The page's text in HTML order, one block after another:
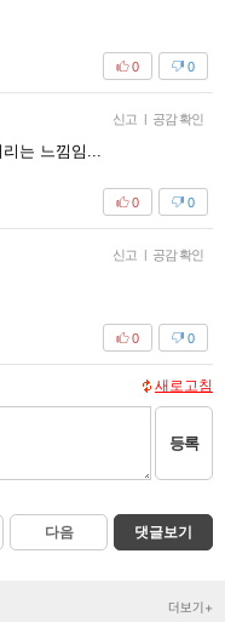
0
0
신고 | 공감 확인
는 느낌임...
0
0
신고 | 공감 확인
0
0
새로고침
등록
다음 댓글보기
더보기+